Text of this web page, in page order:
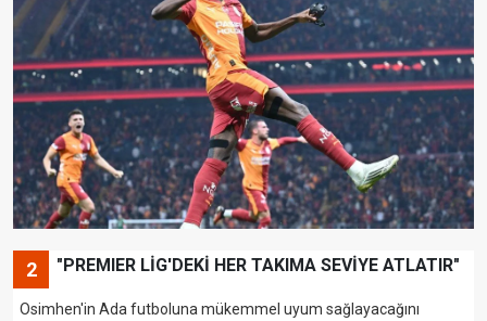
2 "PREMIER LİG'DEKİ HER TAKIMA SEVİYE ATLATIR"
Osimhen'in Ada futboluna mükemmel uyum sağlayacağını